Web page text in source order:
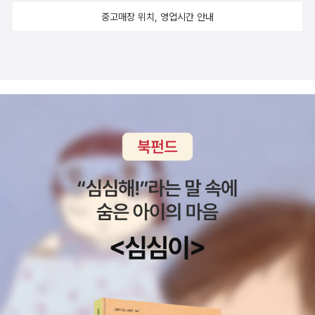
리다가 내가 먼저 지쳐버릴 만화? 그래서 한명의 만화광은 고민한
완결되겠지 예상하며 구매하기 시작했는데, 딱 8권에서 끊겨서 짜증
났던 글인데....http://nstore.naver.com/novel/detail.nhn?pro
ductNo=2917968 현재 연재 올라와있다.박스에 담아서 조용히
옮겨놨던 종이책을 다시 찾아봐야지~ 올해도 재미있는 글. 짜증
나는 글. 던져 버리고 싶었던 글. 유익한 글. 감동적인 글 들로 행
복 지수 팍팍 오르고 감정이 들쑥날쑥 했던 날들이 많았구나. 알라
딘 덕분에 다시한번 2017년 나의 책 들을 점검해보는 시간이였다.
땡큐~ 알라딘 !
서 돌이킬 수는 없다는 것을 알지만 그래도 받아들이기 힘들었던 어
놓는 것은 아버지역할을 맡은 아오아라시였다.할머니 : ... 이건 기적
이야.할머니도 참...할머니 : 어쨌든 잘 된 일이야. 너무 떠들지 말아야
해. 또 예전처럼 이번에는 점을 없애 달라고 벌떼같이 몰려들테니까.
즈카사 : 아. 나 이제 머리를 묶을 수 있겠구나...즈카사 : ... 별로 안 어
울리네.할머니, 어머니 : 너무 길어서 그래 즈카사야. 앞머리도 무겁
고, 복장도...즈카사: 그렇네요, 이젠 뭐든지 할 수 있어...뭐든지 입을
수 있어요. 이마 이치코, <백귀야행 1>, 시공사(한국어판), 1999제1
화 어둠속에서 부르는 소리 중에서 리쓰의 도움을 받아 마침내 요괴
로부터 자유로워진 즈카사. 점이 없어져 좋긴 한데, 그 순간의 기쁨이
지나고 나니, 달라진 것이 별로 없는 것 같다. 점을 제외하고는 달라진
는 옷 방에서 짐을 풀고 있던 중이었다. 나는 처음엔 엄마가 투덜 투덜
관련된 것은 아무 것도 없었다. 그런데도 너무나 크고 뚜렷하게 들리
는 커다란 시계의 초침 소리. 왜 있지 않은가. 벽에 거는 커다란 벽시
계. 딱 그 소리였다.이상한 한편 신기했던 엄마와 나는(엄마 역시 살
면서 그런 경험이 한 번도 없었다고 했다) 옷 방을 샅샅이 뒤졌지만,
심지어 옷장 위까지 털었다,결국 시계는 발견하지 못했다.물론우리가
소리의 진원지를 찾는 그 와중에도 초침소리는 계속해서 들렸다. 시
계도 못 찾고 소리의 진원지를 찾는 것도 실패한 우리는 나중엔 포기
하고 산책을 나갔는데, 놀랍게도 산책에서 돌아왔을 때 시계 소리는
더 이상 들리지 않았다.이후 사촌언니를 비롯 다른 사람들에게 그 얘
는 '이 카드입니까'와 '별빛속에'만 내 수중에 없다. 럴수 럴수 이럴수
책이었는데, 페이퍼 쓰다 말고 '불새의 늪'을 질렀다. 중고샵은 정말
미'는 나를 만화계에 입문시킨 작품이다. 입양 보냈다가 도로 사고 수
장되었다가 도로 사고 방출했다가 도로 사고. 결코 떠나보낼 수 없는
첫사랑인 거다.'유리가면'과 '캔디'는 가장 최근에 방출한 책이다. 아무
리 그리운 추억이라고 해도 그 부피는 용서가 안 된다.'아기와 나'와
'닥터 스쿠르'는 분명 소장하고 있는 만화이긴 한데, 어디있는지 도무
지 찾을 수 없는 만화이다. 아무래도 소설책 무더기에 섞인 듯.나는 비
빔툰과 함께 결혼하고 아이를 낳고 학부모가 되었다. 만화책 중 유일
하게 당당히 책꽂이에 꽂혀 있다.고우영작가의 삼국지, 수호지, 일지
매, 초한지 등은 오빠가 몰래 사모은 책이었다. 큰오빠가 고등학교 때
성적이 왕창 떨어지자 어머니 손에 의해 갈기갈기 찢겨져 버렸다. 그
그리워하는구나...” 사람이 사람이기에 남긴 정, 미련, 여한, 그런 것이
데, 그 이야기들이 특히 좋다. 사랑하는 사람을 하나둘 떠나보내는 쓸
쓸함과 아픔, 그리고 “이 집 식구들을 위해서 살겠다”고 결심하는 애
처로움이 저릿하게 느껴진다. 그리고 리쓰의 할머니가 되는 야에코랑
만나는 부분! 사랑스러워라. 앞으로 작가가 료와 야에코가 결혼에 이
르는 과정을 세세히 보여주면 좋겠다. ^ㅂ^(역시 난 로맨스를 좋아
해.)빌린 책을 돌려주고는, 앞부분이 다 기억나지 않아 궁금한 것이
있어 1~4권을 다시 빌려왔다. 앞부분은 분명 좀더 공포 괴기스럽긴
하다. 내친김에 작가 이마 이치코(Ichiko IMA)의 다른 작품도 같이
잔뜩 빌려 왔다. “어른의 문제”는 전에 보았고, 나머지 이 친구가 가지
고 있는 것 모두. ^^ 언제나 다 볼지. (그런데 일본의 전통 예절일까?
중고매장 위치, 영업시간 안내